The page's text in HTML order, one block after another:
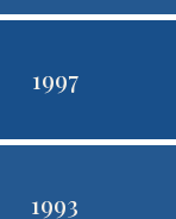
1997
1993